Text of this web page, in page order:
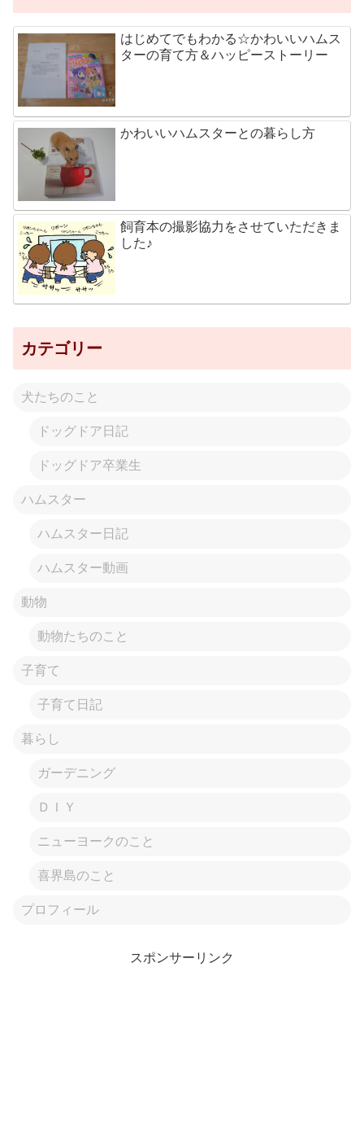
はじめてでもわかる☆かわいいハムス
ターの育て方＆ハッピーストーリー
かわいいハムスターとの暮らし方
飼育本の撮影協力をさせていただきま
した♪
カテゴリー
犬たちのこと
ドッグドア日記
ドッグドア卒業生
ハムスター
ハムスター日記
ハムスター動画
動物
動物たちのこと
子育て
子育て日記
暮らし
ガーデニング
ＤＩＹ
ニューヨークのこと
喜界島のこと
プロフィール
スポンサーリンク